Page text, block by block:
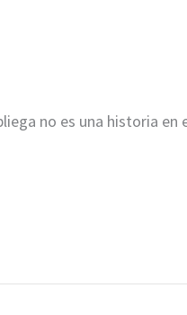
no es una historia